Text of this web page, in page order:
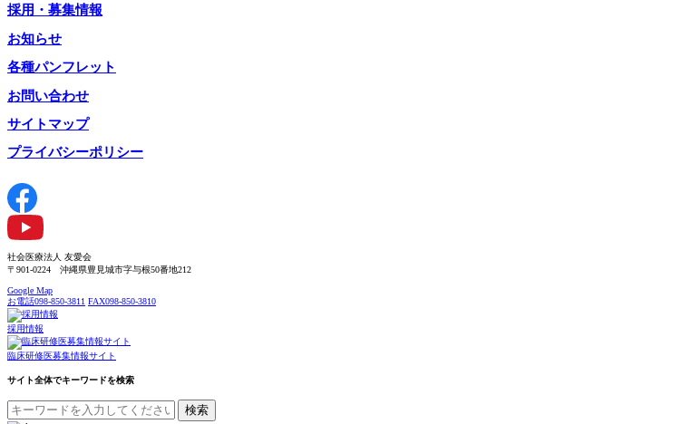
採用・募集情報
お知らせ
各種パンフレット
お問い合わせ
サイトマップ
プライバシーポリシー
社会医療法人 友愛会
〒901-0224 沖縄県豊見城市字与根50番地212
Google Map
お電話098-850-3811 FAX098-850-3810
採用情報
臨床研修医募集情報サイト
サイト全体でキーワードを検索
検索